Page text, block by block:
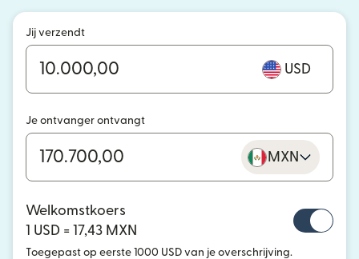
Jij verzendt
USD
Je ontvanger ontvangt
MXN
Welkomstkoers
1 USD = 17,43 MXN
Toegepast op eerste 1000 USD van je overschrijving.